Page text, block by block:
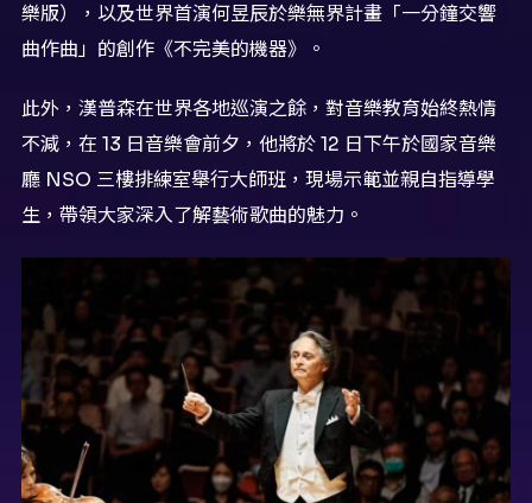
樂版），以及世界首演何昱辰於樂無界計畫「一分鐘交響
曲作曲」的創作《不完美的機器》。
此外，漢普森在世界各地巡演之餘，對音樂教育始終熱情
不減，在 13 日音樂會前夕，他將於 12 日下午於國家音樂
廳 NSO 三樓排練室舉行大師班，現場示範並親自指導學
生，帶領大家深入了解藝術歌曲的魅力。